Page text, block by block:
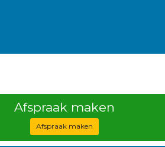
Afspraak maken
Afspraak maken